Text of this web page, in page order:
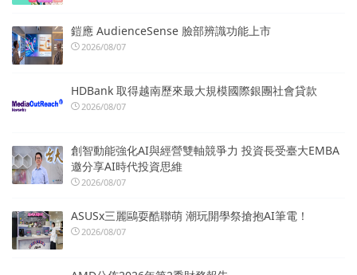
鎧應 AudienceSense 臉部辨識功能上市
2026/08/07
HDBank 取得越南歷來最大規模國際銀團社會貸款
2026/08/07
創智動能強化AI與經營雙軸競爭力 投資長受臺大EMBA
邀分享AI時代投資思維
2026/08/07
ASUSx三麗鷗耍酷聯萌 潮玩開學祭搶抱AI筆電！
2026/08/07